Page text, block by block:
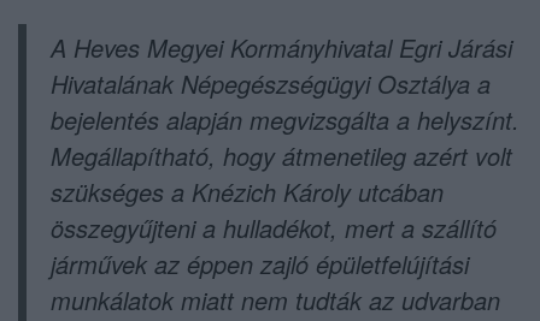
A Heves Megyei Kormányhivatal Egri Járási
Hivatalának Népegészségügyi Osztálya a
bejelentés alapján megvizsgálta a helyszínt.
Megállapítható, hogy átmenetileg azért volt
szükséges a Knézich Károly utcában
összegyűjteni a hulladékot, mert a szállító
járművek az éppen zajló épületfelújítási
munkálatok miatt nem tudták az udvarban